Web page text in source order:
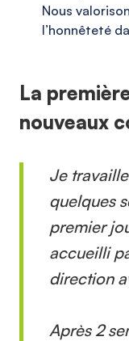
Nous
l’honnêteté
La
nouveaux
Je
quelques
premier
accueilli
direction
Après 2